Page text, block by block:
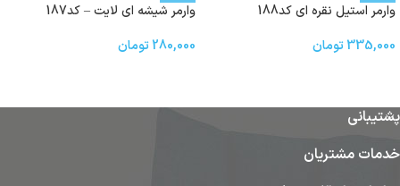
وارمر استیل نقره ای کد188
335,000تومان
وارمر شیشه ای لایت – کد187
280,000تومان
پشتیبانی
خدمات مشتریان